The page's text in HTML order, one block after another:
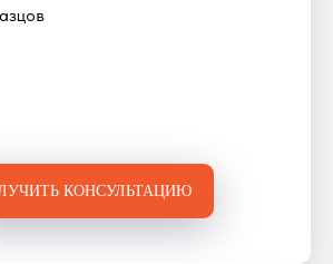
КОНСУЛЬТАЦИЮ